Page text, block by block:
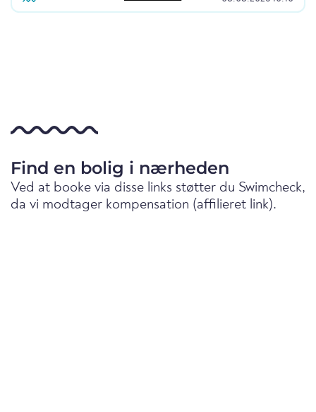
Find en bolig i nærheden
Ved at booke via disse links støtter du Swimcheck,
da vi modtager kompensation (affilieret link).